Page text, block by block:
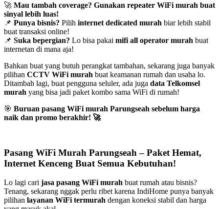
🚀 Mau tambah coverage? Gunakan repeater WiFi murah buat
sinyal lebih luas!
📌 Punya bisnis? Pilih internet dedicated murah biar lebih stabil
buat transaksi online!
📌 Suka bepergian? Lo bisa pakai mifi all operator murah buat
internetan di mana aja!
Bahkan buat yang butuh perangkat tambahan, sekarang juga banyak
pilihan CCTV WiFi murah buat keamanan rumah dan usaha lo.
Ditambah lagi, buat pengguna seluler, ada juga data Telkomsel
murah yang bisa jadi paket kombo sama WiFi di rumah!
🎯 Buruan pasang WiFi murah Parungseah sebelum harga
naik dan promo berakhir! 🚀
Pasang WiFi Murah Parungseah – Paket Hemat,
Internet Kenceng Buat Semua Kebutuhan!
Lo lagi cari jasa pasang WiFi murah buat rumah atau bisnis?
Tenang, sekarang nggak perlu ribet karena IndiHome punya banyak
pilihan layanan WiFi termurah dengan koneksi stabil dan harga